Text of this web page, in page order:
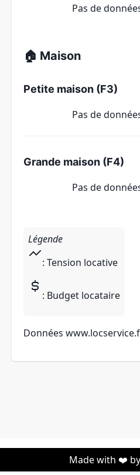
Pas de
🏠 Maison
Petite maison (F3)
Pas de
Grande maison (F4)
Pas de
Légende
: Tension locative
: Budget locataire
Données
Made with ❤️ by